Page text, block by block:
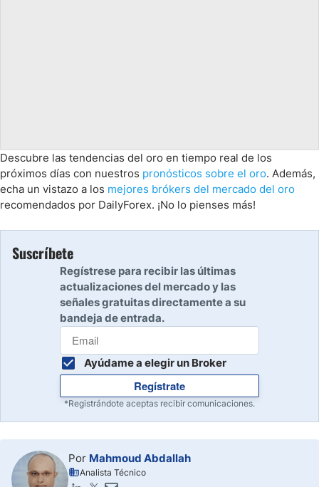
Descubre las tendencias del oro en tiempo real de los
próximos días con nuestros pronósticos sobre el oro. Además,
echa un vistazo a los mejores brókers del mercado del oro
recomendados por DailyForex. ¡No lo pienses más!
Suscríbete
Regístrese para recibir las últimas
actualizaciones del mercado y las
señales gratuitas directamente a su
bandeja de entrada.
Ayúdame a elegir un Broker
Regístrate
*Registrándote aceptas recibir comunicaciones.
Por Mahmoud Abdallah
Analista Técnico